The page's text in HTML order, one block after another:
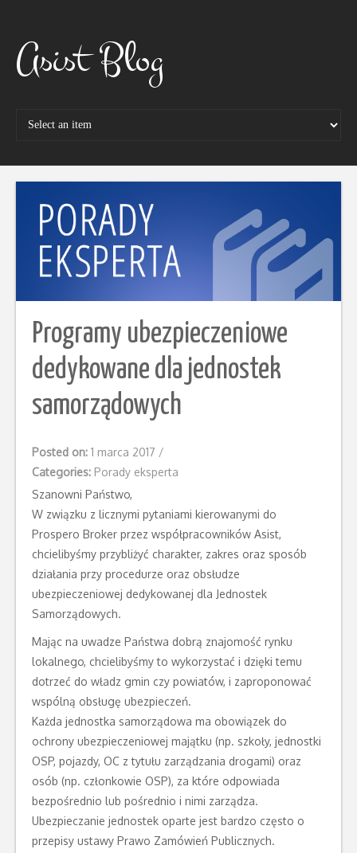
contentAsist Blog
Programy ubezpieczeniowe
dedykowane dla jednostek
samorządowych
Posted on: 1 marca 2017 /
Categories: Porady eksperta
Szanowni Państwo,
W związku z licznymi pytaniami kierowanymi do
Prospero Broker przez współpracowników Asist,
chcielibyśmy przybliżyć charakter, zakres oraz sposób
działania przy procedurze oraz obsłudze
ubezpieczeniowej dedykowanej dla Jednostek
Samorządowych.
Mając na uwadze Państwa dobrą znajomość rynku
lokalnego, chcielibyśmy to wykorzystać i dzięki temu
dotrzeć do władz gmin czy powiatów, i zaproponować
wspólną obsługę ubezpieczeń.
Każda jednostka samorządowa ma obowiązek do
ochrony ubezpieczeniowej majątku (np. szkoły, jednostki
OSP, pojazdy, OC z tytułu zarządzania drogami) oraz
osób (np. członkowie OSP), za które odpowiada
bezpośrednio lub pośrednio i nimi zarządza.
Ubezpieczanie jednostek oparte jest bardzo często o
przepisy ustawy Prawo Zamówień Publicznych.